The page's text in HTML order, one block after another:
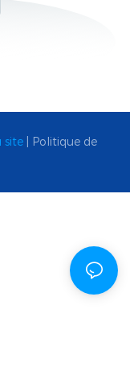
site
Politique de